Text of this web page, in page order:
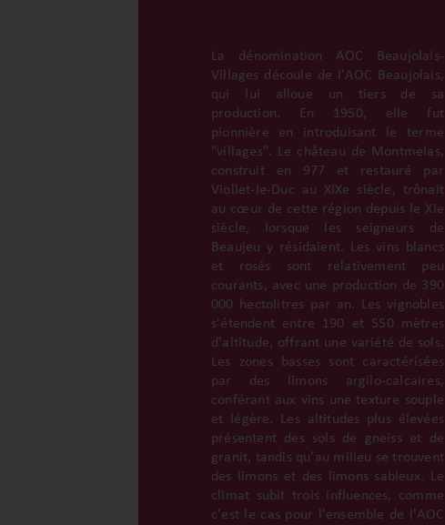
La dénomination AOC Beaujolais-
Villages découle de l'AOC Beaujolais,
qui lui alloue un tiers de sa
production. En 1950, elle fut
pionnière en introduisant le terme
"villages". Le château de Montmelas,
construit en 977 et restauré par
Viollet-le-Duc au XIXe siècle, trônait
au cœur de cette région depuis le XIe
siècle, lorsque les seigneurs de
Beaujeu y résidaient. Les vins blancs
et rosés sont relativement peu
courants, avec une production de 390
000 hectolitres par an. Les vignobles
s'étendent entre 190 et 550 mètres
d'altitude, offrant une variété de sols.
Les zones basses sont caractérisées
par des limons argilo-calcaires,
conférant aux vins une texture souple
et légère. Les altitudes plus élevées
présentent des sols de gneiss et de
granit, tandis qu'au milieu se trouvent
des limons et des limons sableux. Le
climat subit trois influences, comme
c'est le cas pour l'ensemble de l'AOC